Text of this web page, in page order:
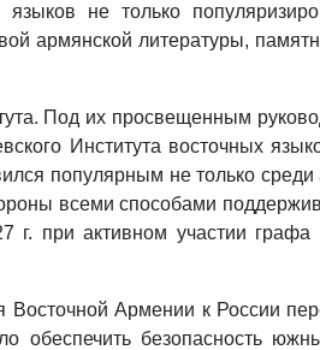
не только
армянской литературы,
Под их просвещенным
Института восточных
популярным не только
всеми способами
при активном участии
Армении к России
обеспечить безопасность